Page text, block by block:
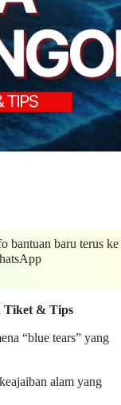
bantuan baru terus ke
Tiket & Tips
“blue tears” yang
alam yang